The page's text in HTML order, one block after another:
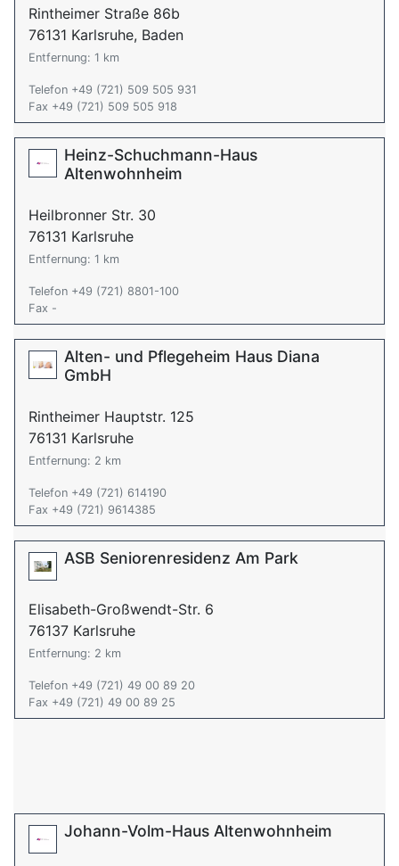
Rintheimer Straße 86b
76131 Karlsruhe, Baden
Entfernung: 1 km
Telefon +49 (721) 509 505 931
Fax +49 (721) 509 505 918
Heinz-Schuchmann-Haus
Altenwohnheim
Heilbronner Str. 30
76131 Karlsruhe
Entfernung: 1 km
Telefon +49 (721) 8801-100
Fax -
Alten- und Pflegeheim Haus Diana
GmbH
Rintheimer Hauptstr. 125
76131 Karlsruhe
Entfernung: 2 km
Telefon +49 (721) 614190
Fax +49 (721) 9614385
ASB Seniorenresidenz Am Park
Elisabeth-Großwendt-Str. 6
76137 Karlsruhe
Entfernung: 2 km
Telefon +49 (721) 49 00 89 20
Fax +49 (721) 49 00 89 25
Johann-Volm-Haus Altenwohnheim